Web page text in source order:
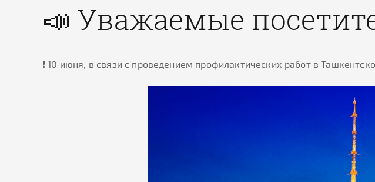
📣 Уважаемые
❗️ 10 июня, в связи с проведением профилактических работ в